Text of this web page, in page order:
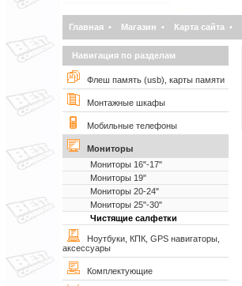
Главная • Магазин • Карта сайта •
Навигация по разделам
Флеш память (usb), карты памяти
Монтажные шкафы
Мобильные телефоны
Мониторы
Мониторы 16"-17"
Мониторы 19"
Мониторы 20-24"
Мониторы 25"-30"
Чистящие салфетки
Ноутбуки, КПК, GPS навигаторы,
аксессуары
Комплектующие